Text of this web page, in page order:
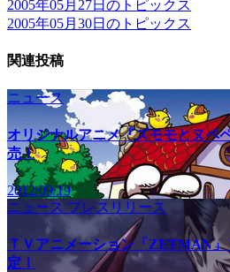
2005年05月27日のトピックス
2005年05月30日のトピックス
関連投稿
ニュース
オリジナルアニメ『ズモモとヌペ
売！
2012/09/19
ニュース プレスリリース
ＴＶアニメーション「ZETMAN
定！